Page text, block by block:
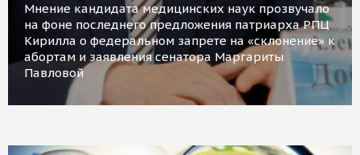
Мнение кандидата медицинских наук прозвучало
на фоне последнего предложения патриарха РПЦ
Кирилла о федеральном запрете на «склонение» к
абортам и заявления сенатора Маргариты
Павловой